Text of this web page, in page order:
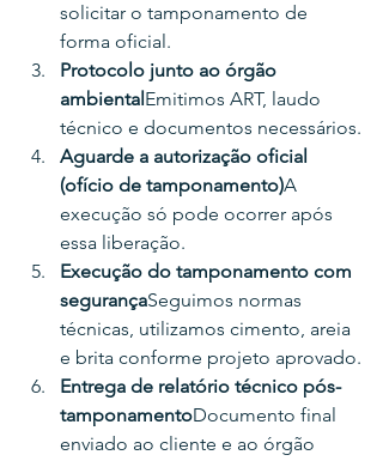
solicitar o tamponamento de
forma oficial.
Protocolo junto ao órgão
ambiental Emitimos ART, laudo
técnico e documentos necessários.
Aguarde a autorização oficial
(ofício de tamponamento)A
execução só pode ocorrer após
essa liberação.
Execução do tamponamento com
segurançaSeguimos normas
técnicas, utilizamos cimento, areia
e brita conforme projeto aprovado.
Entrega de relatório técnico pós-
tamponamentoDocumento final
enviado ao cliente e ao órgão